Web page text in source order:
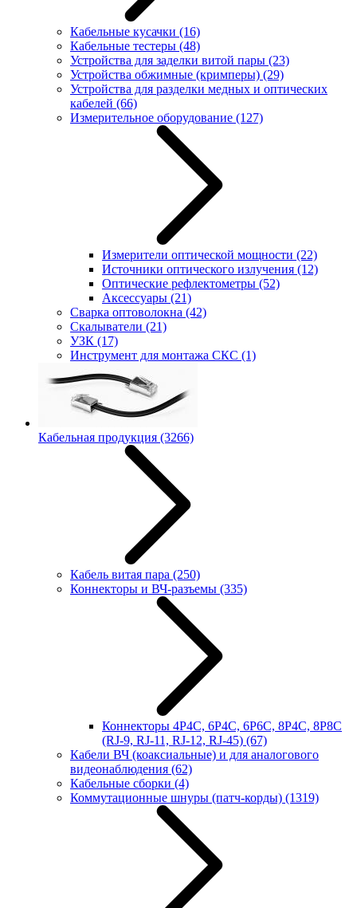
Кабельные кусачки (16)
Кабельные тестеры (48)
Устройства для заделки витой пары (23)
Устройства обжимные (кримперы) (29)
Устройства для разделки медных и оптических
кабелей (66)
Измерительное оборудование (127)
Измерители оптической мощности (22)
Источники оптического излучения (12)
Оптические рефлектометры (52)
Аксессуары (21)
Сварка оптоволокна (42)
Скалыватели (21)
УЗК (17)
Инструмент для монтажа СКС (1)
Кабельная продукция (3266)
Кабель витая пара (250)
Коннекторы и ВЧ-разъемы (335)
Коннекторы 4P4C, 6P4C, 6P6C, 8P4C, 8P8C
(RJ-9, RJ-11, RJ-12, RJ-45) (67)
Кабели ВЧ (коаксиальные) и для аналогового
видеонаблюдения (62)
Кабельные сборки (4)
Коммутационные шнуры (патч-корды) (1319)